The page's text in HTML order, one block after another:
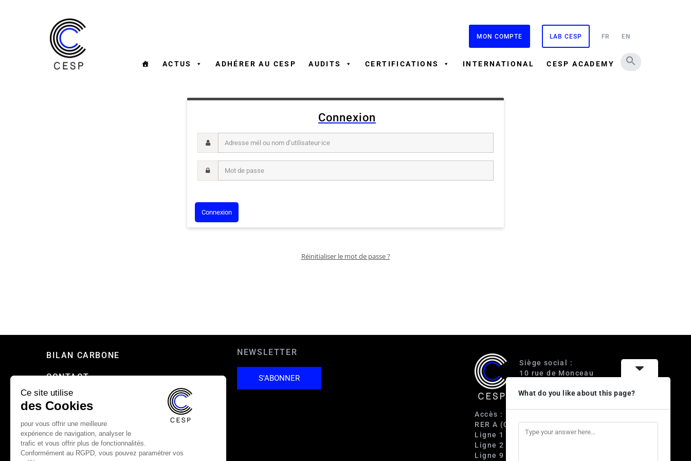
MON COMPTE LAB CESP FR EN
ACTUS ADHÉRER AU CESP AUDITS CERTIFICATIONS INTERNATIONAL CESP ACADEMY
Connexion
Réinitialiser le mot de passe ?
BILAN CARBONE
CONTACT
PRESSE
RECRUTEMENT
MENTIONS LÉGALES
NEWSLETTER
S'ABONNER
Siège social :
10 rue de Monceau
Accès :
RER A (Charles de Gaulle-Étoile)
Ligne 1 (George V)
Ligne 2 (Courcelles)
Ligne 9 (Saint-Philippe du Roule)
What do you like about this page?
Ce site utilise
des Cookies
pour vous offrir une meilleure
expérience de navigation, analyser le
trafic et vous offrir plus de fonctionnalités.
Conformément au RGPD, vous pouvez paramétrer vos